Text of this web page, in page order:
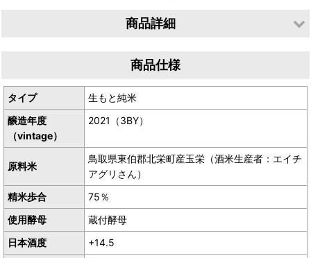
商品詳細
商品仕様
タイプ
生もと純米
醸造年度
（vintage）
2021（3BY）
原料米
鳥取県東伯郡北栄町産玉栄（酒米生産者：エイチ
アグリさん）
精米歩合
75％
使用酵母
蔵付酵母
日本酒度
+14.5